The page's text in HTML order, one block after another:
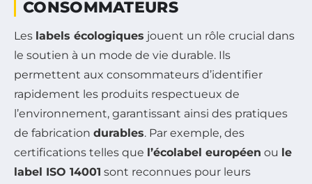
CONSOMMATEURS
Les labels écologiques jouent un rôle crucial dans
le soutien à un mode de vie durable. Ils
permettent aux consommateurs d’identifier
rapidement les produits respectueux de
l’environnement, garantissant ainsi des pratiques
de fabrication durables. Par exemple, des
certifications telles que l’écolabel européen ou le
label ISO 14001 sont reconnues pour leurs